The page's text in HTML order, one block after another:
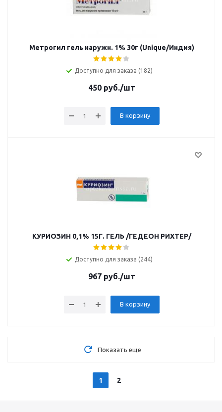
Метрогил гель наружн. 1% 30г (Unique/Индия)
Доступно для заказа (182)
450руб./шт
В корзину
КУРИОЗИН 0,1% 15Г. ГЕЛЬ /ГЕДЕОН РИХТЕР/
Доступно для заказа (244)
967руб./шт
В корзину
Показать еще
1 2